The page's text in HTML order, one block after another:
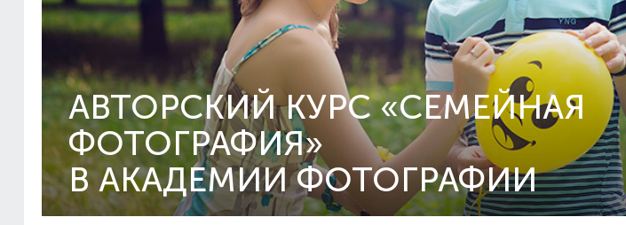
АВТОРСКИЙ КУРС «СЕМЕЙНАЯ
ФОТОГРАФИЯ»
В АКАДЕМИИ ФОТОГРАФИИ